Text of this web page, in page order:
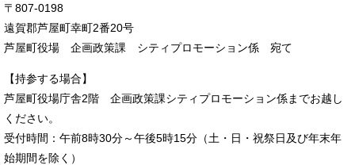
〒807-0198
遠賀郡芦屋町幸町2番20号
芦屋町役場 企画政策課 シティプロモーション係 宛て
【持参する場合】
芦屋町役場庁舎2階 企画政策課シティプロモーション係までお越し
ください。
受付時間：午前8時30分～午後5時15分（土・日・祝祭日及び年末年
始期間を除く）